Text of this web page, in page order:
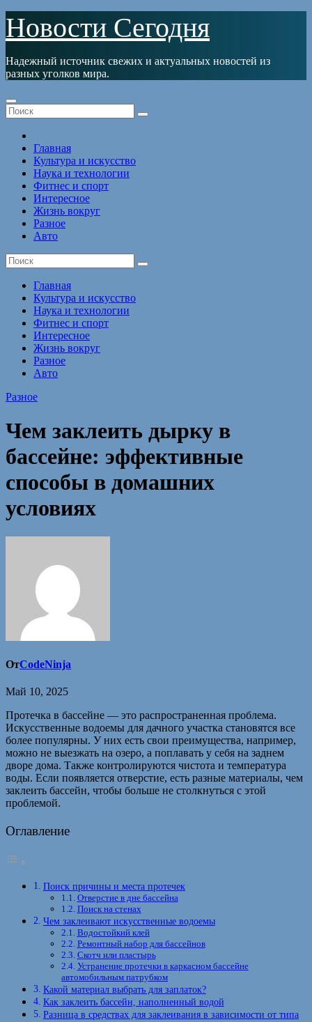
Перейти
содержимому
Новости Сегодня
Надежный источник свежих и актуальных новостей из
разных уголков мира.
Главная
Культура и искусство
Наука и технологии
Фитнес и спорт
Интересное
Жизнь вокруг
Разное
Авто
Главная
Культура и искусство
Наука и технологии
Фитнес и спорт
Интересное
Жизнь вокруг
Разное
Авто
Разное
Чем заклеить дырку в
бассейне: эффективные
способы в домашних
условиях
ОтCodeNinja
Май 10, 2025
Протечка в бассейне — это распространенная проблема.
Искусственные водоемы для дачного участка становятся все
более популярны. У них есть свои преимущества, например,
можно не выезжать на озеро, а поплавать у себя на заднем
дворе дома. Также контролируются чистота и температура
воды. Если появляется отверстие, есть разные материалы, чем
заклеить бассейн, чтобы больше не столкнуться с этой
проблемой.
Оглавление
Поиск причины и места протечек
Отверстие в дне бассейна
Поиск на стенах
Чем заклеивают искусственные водоемы
Водостойкий клей
Ремонтный набор для бассейнов
Скотч или пластырь
Устранение протечки в каркасном бассейне
автомобильным патрубком
Какой материал выбрать для заплаток?
Как заклеить бассейн, наполненный водой
Разница в средствах для заклеивания в зависимости от типа